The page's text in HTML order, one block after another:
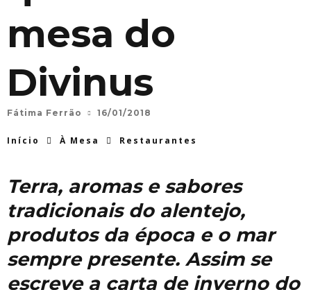
mesa do
Divinus
Fátima Ferrão 16/01/2018
Início À Mesa Restaurantes
Terra, aromas e sabores
tradicionais do alentejo,
produtos da época e o mar
sempre presente. Assim se
escreve a carta de inverno do